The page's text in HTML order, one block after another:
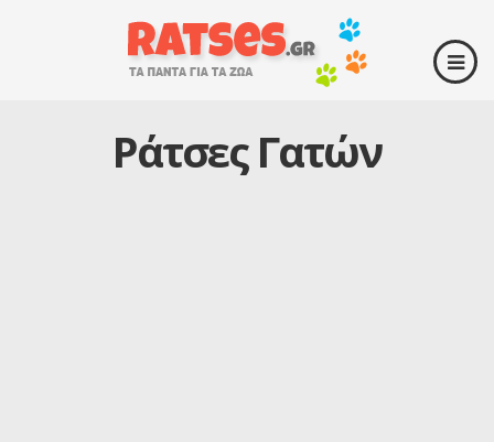
Ράτσες Γατών